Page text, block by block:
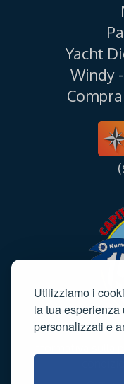
Utilizziamo i
la tua esperienza
personalizzati e
Yacht
Windy